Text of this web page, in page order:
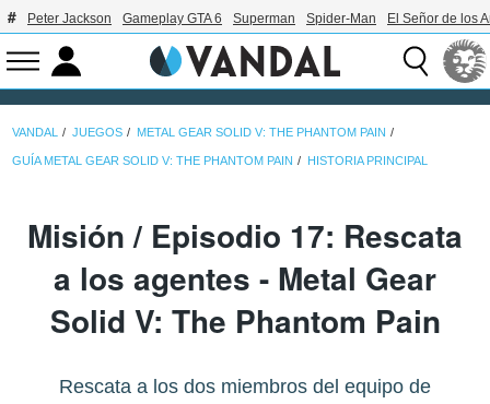
Peter Jackson Gameplay GTA 6 Superman Spider-Man El Señor de los
VANDAL JUEGOS METAL GEAR SOLID V: THE PHANTOM PAIN
GUÍA METAL GEAR SOLID V: THE PHANTOM PAIN HISTORIA PRINCIPAL
Misión / Episodio 17: Rescata
a los agentes - Metal Gear
Solid V: The Phantom Pain
Rescata a los dos miembros del equipo de